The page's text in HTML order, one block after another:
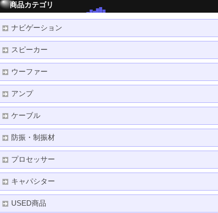
商品カテゴリ
ナビゲーション
スピーカー
ウーファー
アンプ
ケーブル
防振・制振材
プロセッサー
キャパシター
USED商品